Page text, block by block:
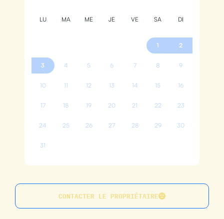
LU MA ME JE VE SA DI
1 2
3 4 5 6 7 8 9
10 11 12 13 14 15 16
17 18 19 20 21 22 23
24 25 26 27 28 29 30
31
CONTACTER LE PROPRIÉTAIRE